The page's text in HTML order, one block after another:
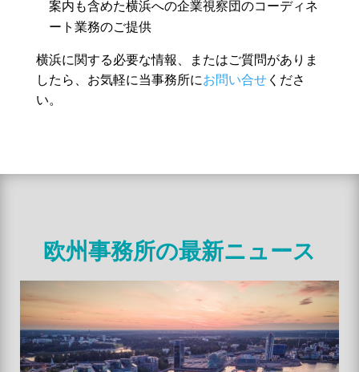
案内も含めた横浜への企業視察団のコーディネ
ート業務のご提供
横浜に関する必要な情報、またはご質問がありま
したら、お気軽に当事務所にお問い合せくださ
い。
欧州事務所の最新ニュース